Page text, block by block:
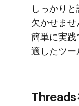
しっかり
欠かせま
簡単に​実践
適した​ツー